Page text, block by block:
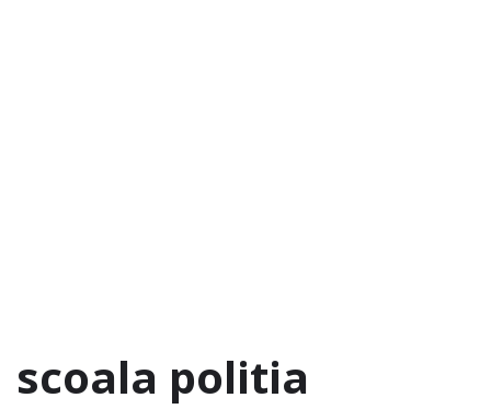
scoala politia